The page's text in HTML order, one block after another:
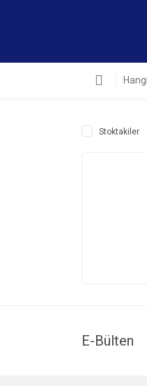
Stoktakiler
E-Bülten